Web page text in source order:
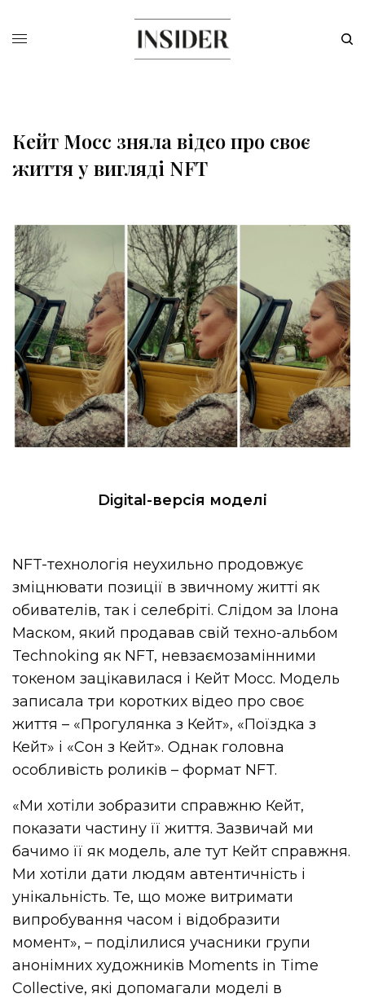
Кейт Мосс зняла відео про своє
життя у вигляді NFT
Digital-версія моделі
NFT-технологія неухильно продовжує
зміцнювати позиції в звичному житті як
обивателів, так і селебріті. Слідом за Ілона
Маском, який продавав свій техно-альбом
Technoking як NFT, невзаємозамінними
токеном зацікавилася і Кейт Мосс. Модель
записала три коротких відео про своє
життя – «Прогулянка з Кейт», «Поїздка з
Кейт» і «Сон з Кейт». Однак головна
особливість роликів – формат NFT.
«Ми хотіли зобразити справжню Кейт,
показати частину її життя. Зазвичай ми
бачимо її як модель, але тут Кейт справжня.
Ми хотіли дати людям автентичність і
унікальність. Те, що може витримати
випробування часом і відобразити
момент», – поділилися учасники групи
анонімних художників Moments in Time
Collective, які допомагали моделі в